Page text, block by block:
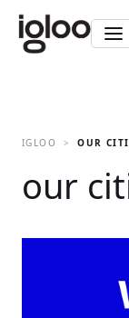
IGLOO OUR
our